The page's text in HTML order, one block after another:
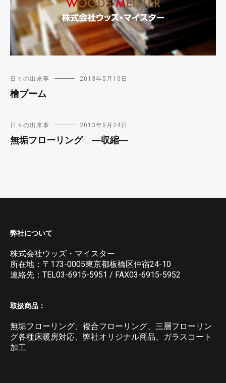
日々の出来事 2013年5月10日
檜ブーム
日々の出来事 2013年5月24日
無垢フローリング ―収縮―
弊社について
株式会社ウッズ・マイスター
所在地：〒173-0005東京都板橋区仲宿24-10
連絡先：TEL03-6915-5951 / FAX03-6915-5952
取扱商品：
無垢フローリング、複合フローリング、三層フローリン
グ各種床暖房対応、弊社オリジナル商品、ガラスコート
加工